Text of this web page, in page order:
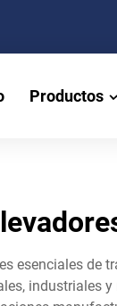
Productos
esenciales
industriales